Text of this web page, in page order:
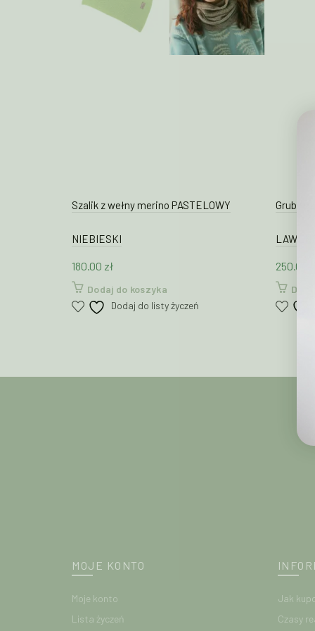
Szalik z wełny merino PASTELOWY
NIEBIESKI
180.00 zł
Dodaj do koszyka
Dodaj do listy życzeń
Gruby
250.00
MOJE KONTO
Moje konto
Lista życzeń
Jak
Czasy